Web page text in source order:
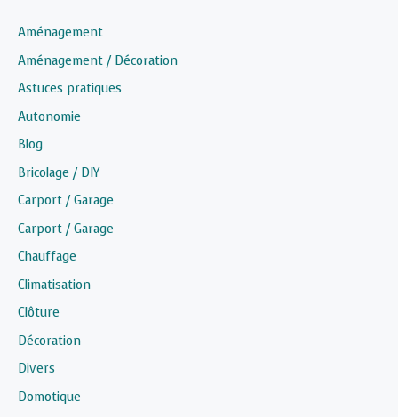
Aménagement
Aménagement / Décoration
Astuces pratiques
Autonomie
Blog
Bricolage / DIY
Carport / Garage
Carport / Garage
Chauffage
Climatisation
Clôture
Décoration
Divers
Domotique